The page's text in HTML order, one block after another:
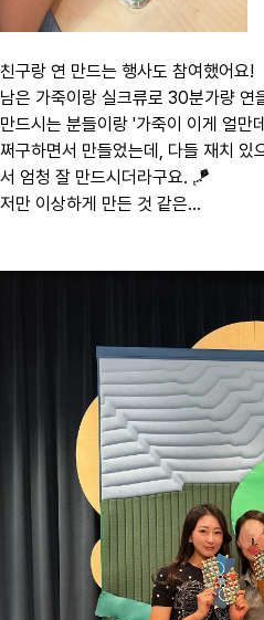
친구랑 연 만드는 행사도 참여했어요!
남은 가죽이랑 실크류로 30분가량 연
만드시는 분들이랑 '가죽이 이게 얼만
쩌구하면서 만들었는데, 다들 재치 있
서 엄청 잘 만드시더라구요. 🪁
저만 이상하게 만든 것 같은...